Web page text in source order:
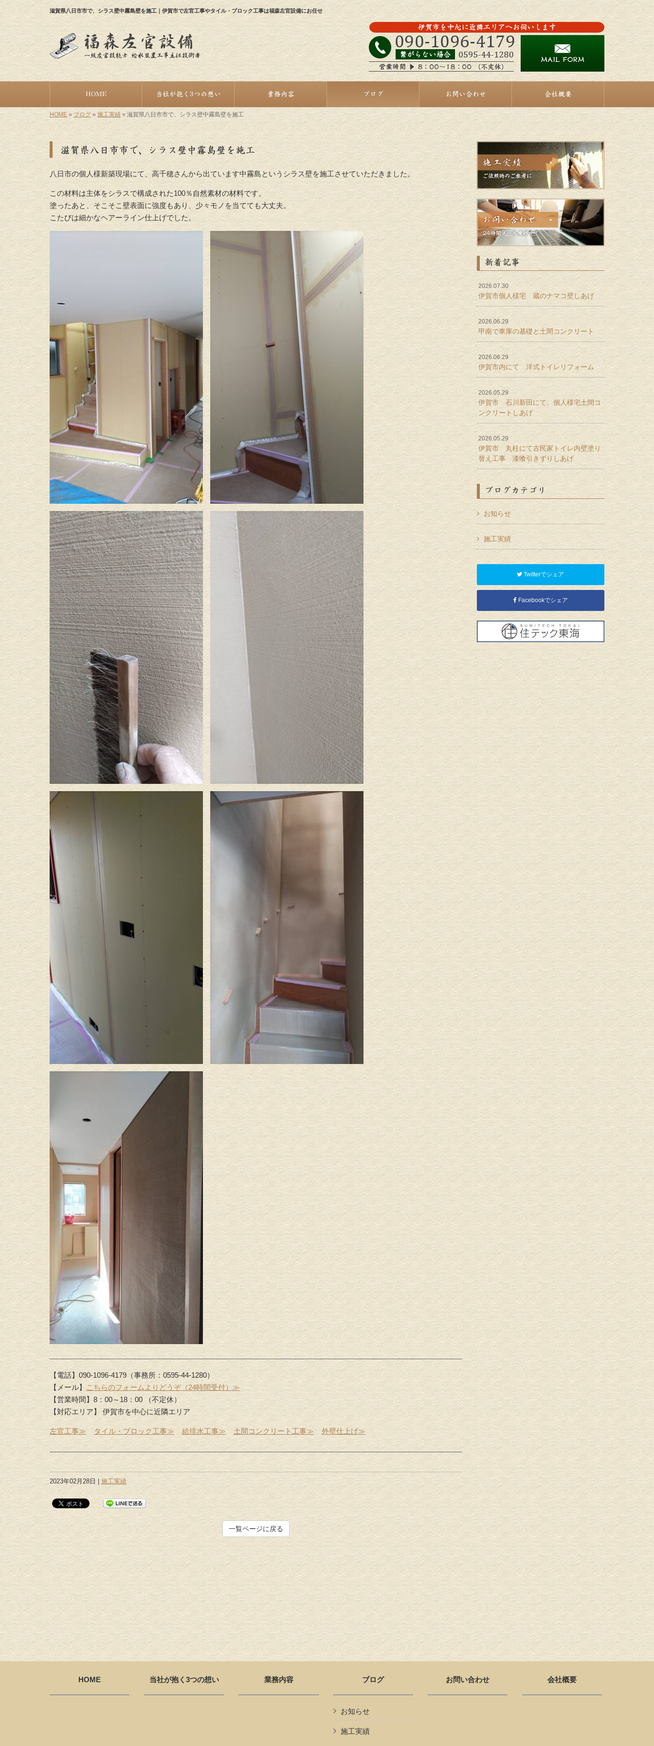
滋賀県八日市市で、シラス壁中霧島壁を施工｜伊賀市で左官工事やタイル・ブロック工事は福森左官設備にお任せ
HOME 当社が抱く3つの想い 業務内容 ブログ お問い合わせ 会社概要
HOME »ブログ » 施工実績 » 滋賀県八日市市で、シラス壁中霧島壁を施工
滋賀県八日市市で、シラス壁中霧島壁を施工
八日市の個人様新築現場にて、高千穂さんから出ています中霧島というシラス壁を施工させていただきました。
この材料は主体をシラスで構成された100％自然素材の材料です。
塗ったあと、そこそこ壁表面に強度もあり、少々モノを当てても大丈夫。
こたびは細かなヘアーライン仕上げでした。
【電話】090-1096-4179（事務所：0595-44-1280）
【メール】
こちらのフォームよりどうぞ（24時間受付）≫
【営業時間】8：00～18：00 （不定休）
【対応エリア】 伊賀市を中心に近隣エリア
左官工事≫ タイル・ブロック工事≫ 給排水工事≫ 土間コンクリート工事≫ 外壁仕上げ≫
2023年02月28日 | 施工実績
一覧ページに戻る
新着記事
2026.07.30
伊賀市個人様宅 蔵のナマコ壁しあげ
2026.06.29
甲南で車庫の基礎と土間コンクリート
2026.06.29
伊賀市内にて 洋式トイレリフォーム
2026.05.29
伊賀市 石川新田にて、個人様宅土間コ
ンクリートしあげ
2026.05.29
伊賀市 丸柱にて古民家トイレ内壁塗り
替え工事 漆喰引きずりしあげ
ブログカテゴリ
お知らせ
施工実績
Twitterでシェア
Facebookでシェア
HOME 当社が抱く3つの想い 業務内容 ブログ
お知らせ
施工実績
お問い合わせ 会社概要